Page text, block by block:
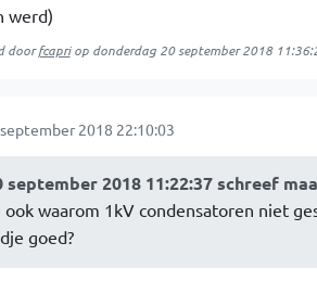
werd)
doorfcapriop donderdag 20 september 2018
2018 22:10:03
september 2018 11:22:37 schreef
ook waarom 1kV condensatoren niet
goed?